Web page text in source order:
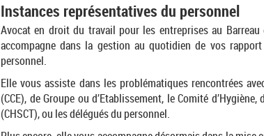
Instances représentatives du personnel
Avocat en droit du travail pour les entreprises au Barreau
accompagne dans la gestion au quotidien de vos
personnel.
Elle vous assiste dans les problématiques rencontrées
(CCE), de Groupe ou d’Etablissement, le Comité
(CHSCT), ou les délégués du personnel.